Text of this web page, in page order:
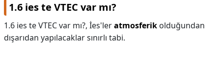
1.6 ies te VTEC var mı?
1.6 ies te VTEC var mı?, İes'leratmosferik olduğundan
dışarıdan yapılacaklar sınırlı tabi.